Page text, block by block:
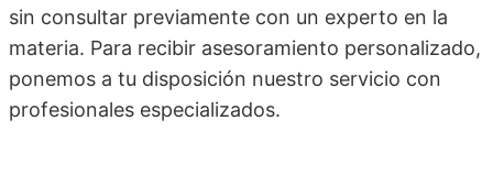
sin consultar previamente con un experto en la
materia. Para recibir asesoramiento personalizado,
ponemos a tu disposición nuestro servicio con
profesionales especializados.